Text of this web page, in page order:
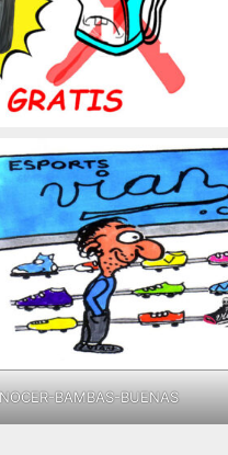
BAMBAS-BUENAS